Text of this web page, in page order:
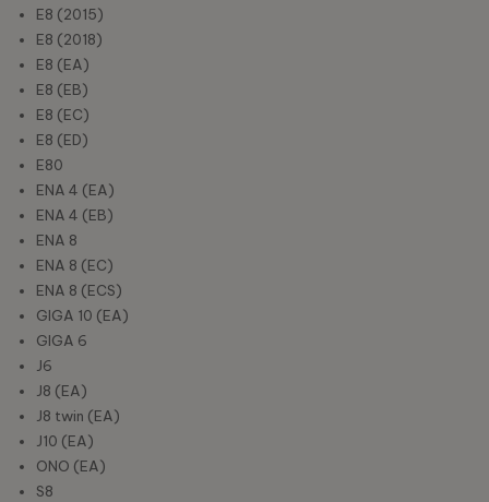
E8 (2015)
E8 (2018)
E8 (EA)
E8 (EB)
E8 (EC)
E8 (ED)
E80
ENA 4 (EA)
ENA 4 (EB)
ENA 8
ENA 8 (EC)
ENA 8 (ECS)
GIGA 10 (EA)
GIGA 6
J6
J8 (EA)
J8 twin (EA)
J10 (EA)
ONO (EA)
S8